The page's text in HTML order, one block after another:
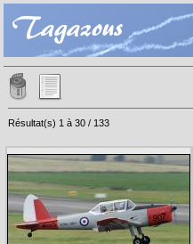
Résultat(s) 1 à 30 / 133